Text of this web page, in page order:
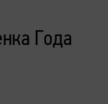
Года